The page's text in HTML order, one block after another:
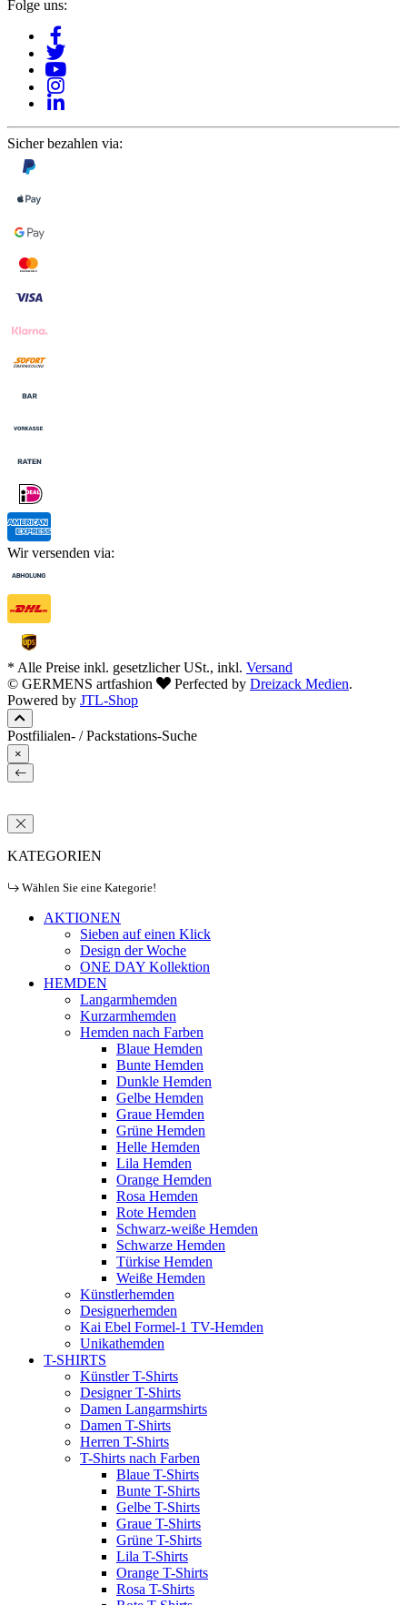
Folge uns:
Sicher bezahlen via:
Wir versenden via:
* Alle Preise inkl. gesetzlicher USt., inkl. Versand
© GERMENS artfashion
Perfected by Dreizack Medien.
Powered by JTL-Shop
Postfilialen- / Packstations-Suche
×
KATEGORIEN
Wählen Sie eine Kategorie!
AKTIONEN
Sieben auf einen Klick
Design der Woche
ONE DAY Kollektion
HEMDEN
Langarmhemden
Kurzarmhemden
Hemden nach Farben
Blaue Hemden
Bunte Hemden
Dunkle Hemden
Gelbe Hemden
Graue Hemden
Grüne Hemden
Helle Hemden
Lila Hemden
Orange Hemden
Rosa Hemden
Rote Hemden
Schwarz-weiße Hemden
Schwarze Hemden
Türkise Hemden
Weiße Hemden
Künstlerhemden
Designerhemden
Kai Ebel Formel-1 TV-Hemden
Unikathemden
T-SHIRTS
Künstler T-Shirts
Designer T-Shirts
Damen Langarmshirts
Damen T-Shirts
Herren T-Shirts
T-Shirts nach Farben
Blaue T-Shirts
Bunte T-Shirts
Gelbe T-Shirts
Graue T-Shirts
Grüne T-Shirts
Lila T-Shirts
Orange T-Shirts
Rosa T-Shirts